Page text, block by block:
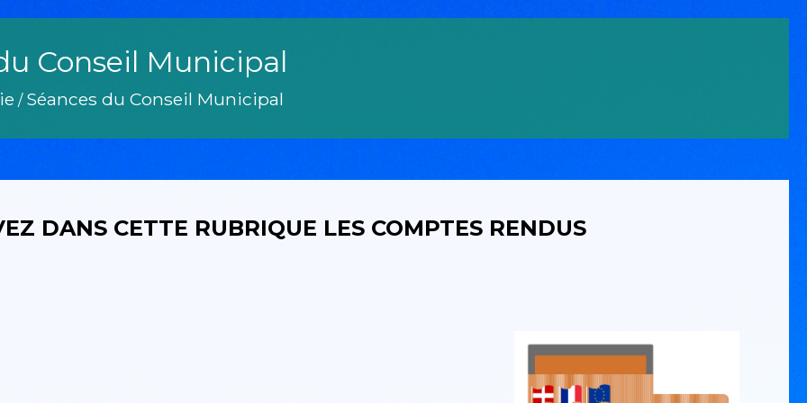
Conseil Municipal
/ Séances du Conseil Municipal
DANS CETTE RUBRIQUE LES COMPTES RENDUS